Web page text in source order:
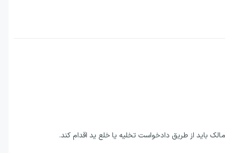
باید از طریق دادخواست تخلیه یا خلع ید اقدام کند.